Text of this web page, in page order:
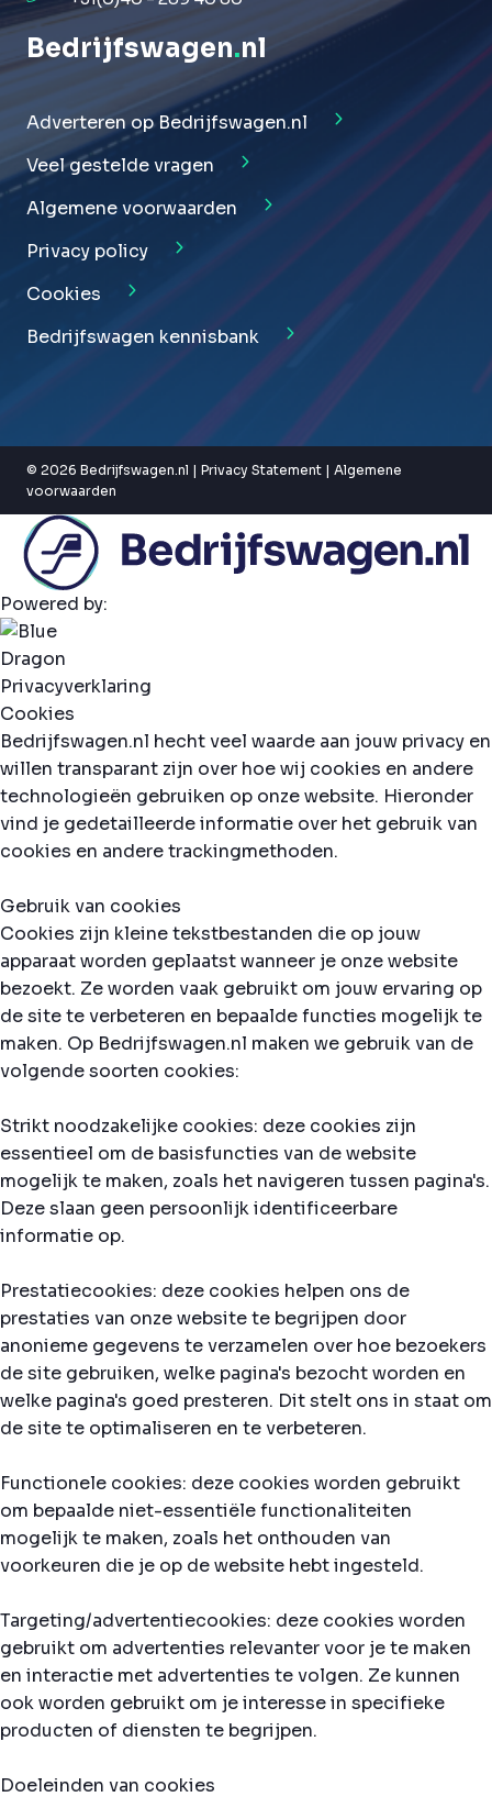
Bedrijfswagen.nl
Adverteren op Bedrijfswagen.nl
Veel gestelde vragen
Algemene voorwaarden
Privacy policy
Cookies
Bedrijfswagen kennisbank
© 2026 Bedrijfswagen.nl | Privacy Statement | Algemene
voorwaarden
Powered by:
Privacyverklaring
Cookies
Bedrijfswagen.nl hecht veel waarde aan jouw privacy en
willen transparant zijn over hoe wij cookies en andere
technologieën gebruiken op onze website. Hieronder
vind je gedetailleerde informatie over het gebruik van
cookies en andere trackingmethoden.
Gebruik van cookies
Cookies zijn kleine tekstbestanden die op jouw
apparaat worden geplaatst wanneer je onze website
bezoekt. Ze worden vaak gebruikt om jouw ervaring op
de site te verbeteren en bepaalde functies mogelijk te
maken. Op Bedrijfswagen.nl maken we gebruik van de
volgende soorten cookies:
Strikt noodzakelijke cookies: deze cookies zijn
essentieel om de basisfuncties van de website
mogelijk te maken, zoals het navigeren tussen pagina's.
Deze slaan geen persoonlijk identificeerbare
informatie op.
Prestatiecookies: deze cookies helpen ons de
prestaties van onze website te begrijpen door
anonieme gegevens te verzamelen over hoe bezoekers
de site gebruiken, welke pagina's bezocht worden en
welke pagina's goed presteren. Dit stelt ons in staat om
de site te optimaliseren en te verbeteren.
Functionele cookies: deze cookies worden gebruikt
om bepaalde niet-essentiële functionaliteiten
mogelijk te maken, zoals het onthouden van
voorkeuren die je op de website hebt ingesteld.
Targeting/advertentiecookies: deze cookies worden
gebruikt om advertenties relevanter voor je te maken
en interactie met advertenties te volgen. Ze kunnen
ook worden gebruikt om je interesse in specifieke
producten of diensten te begrijpen.
Doeleinden van cookies